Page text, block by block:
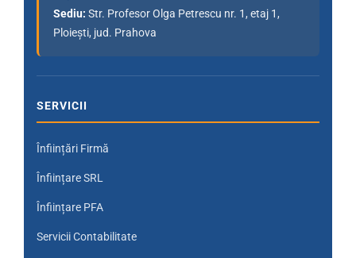
Sediu: Str. Profesor Olga Petrescu nr. 1, etaj 1,
Ploiești, jud. Prahova
SERVICII
Înființări Firmă
Înființare SRL
Înființare PFA
Servicii Contabilitate